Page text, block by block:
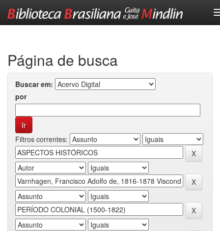
Página de busca
Buscar em:
por
Filtros correntes: